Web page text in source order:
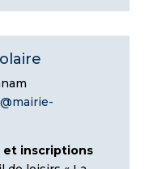
et inscriptions